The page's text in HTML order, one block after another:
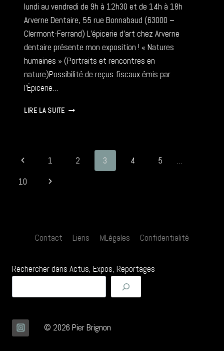
lundi au vendredi de 9h à 12h30 et de 14h à 18h
Arverne Dentaire, 55 rue Bonnabaud (63000 –
Clermont-Ferrand) L’épicerie d’art chez Arverne
dentaire présente mon exposition ! « Natures
humaines » (Portraits et rencontres en
nature)Possibilité de reçus fiscaux émis par
l’Épicerie…
LIRE LA SUITEÉPICERIE
Navigation
de
Page
précédente
1 2 3 4 5
…
10
Page
Contact Liens MLégales Confidentialité
Rechercher dans Actus, Expos, Reportages
© 2026 Pier Brignon